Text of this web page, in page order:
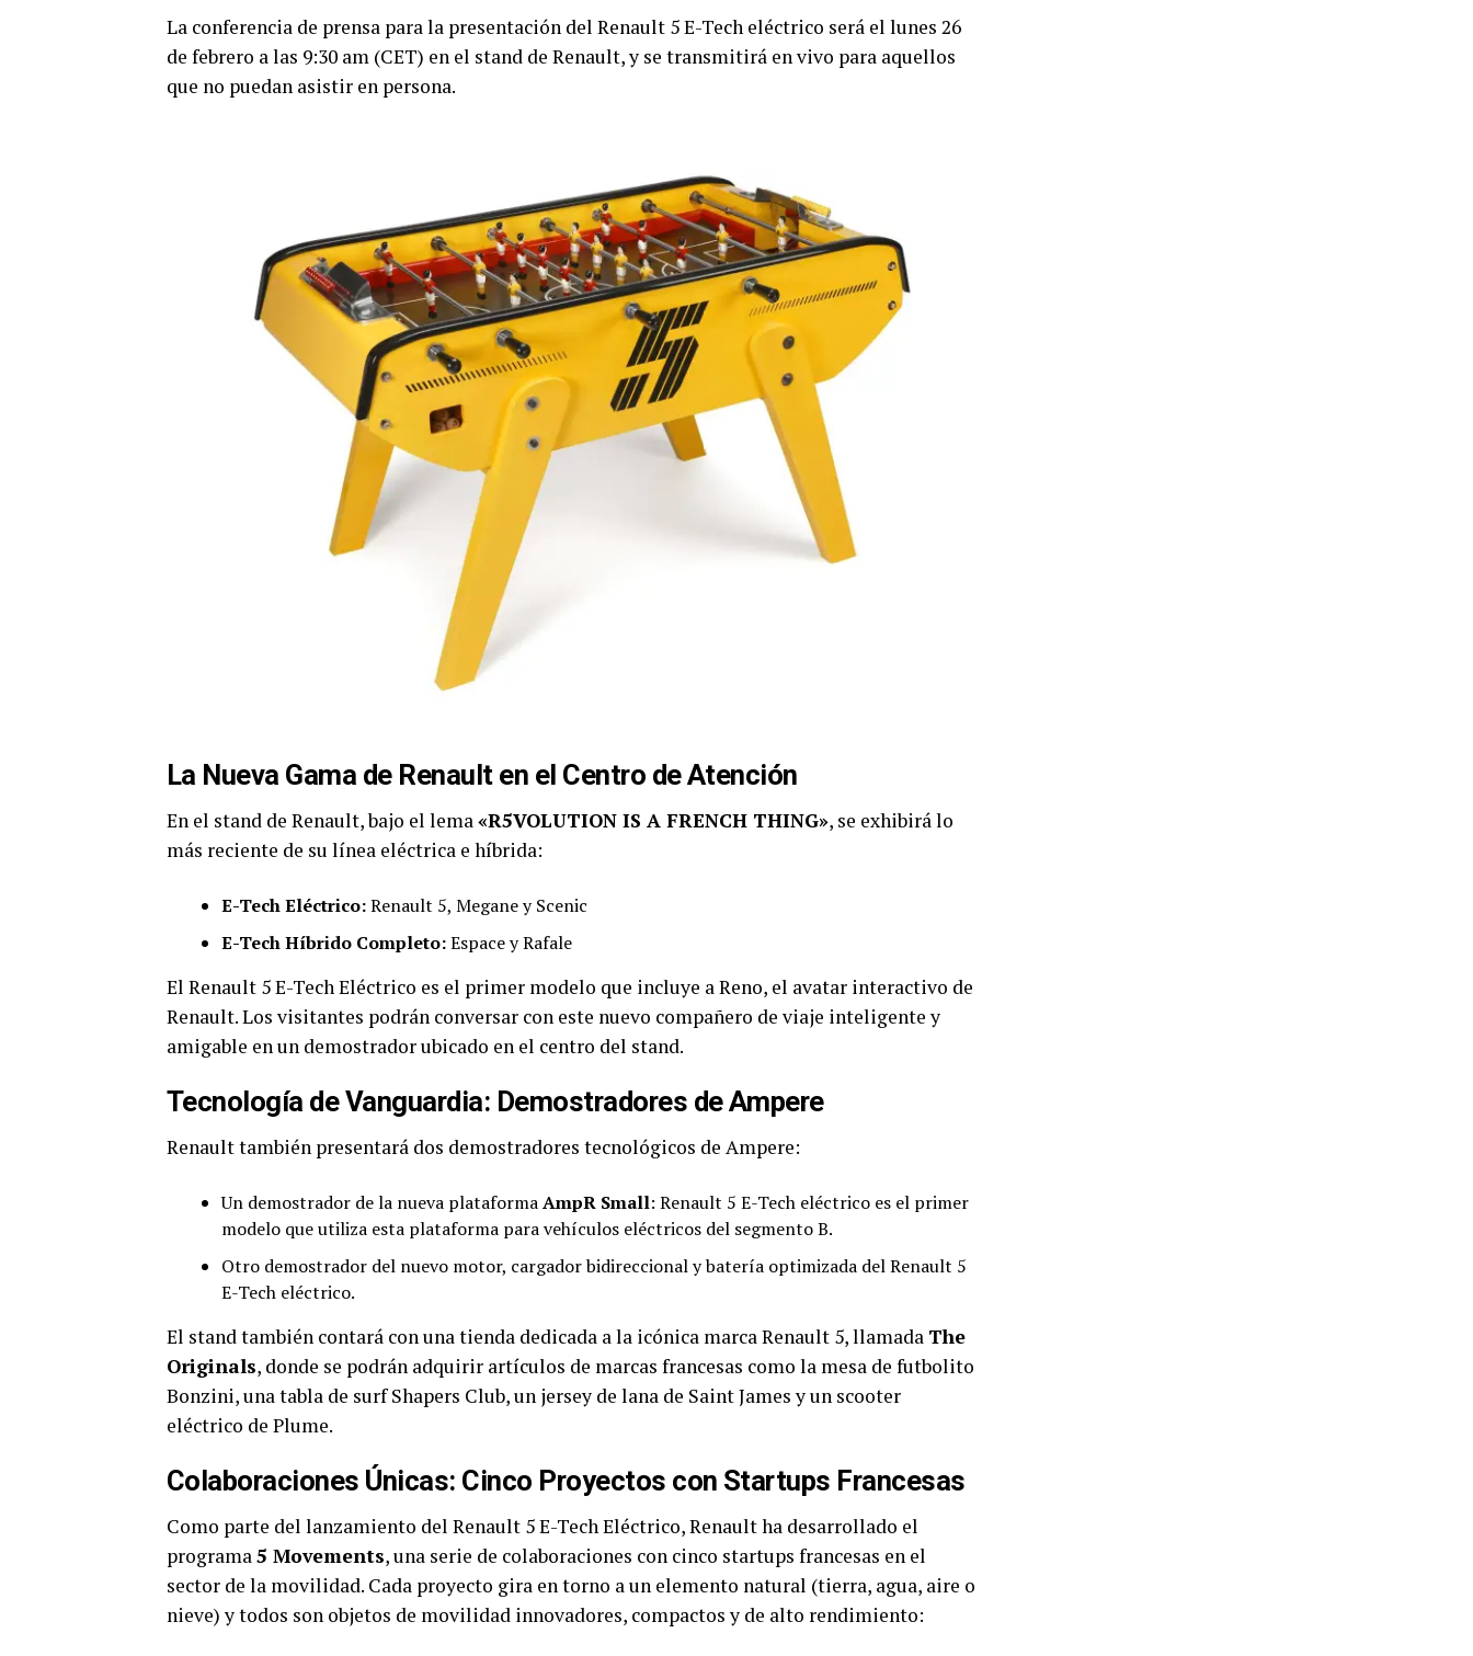
La conferencia de prensa para la presentación del Renault 5 E-Tech eléctrico será el lunes 26
de febrero a las 9:30 am (CET) en el stand de Renault, y se transmitirá en vivo para aquellos
que no puedan asistir en persona.
La Nueva Gama de Renault en el Centro de Atención
En el stand de Renault, bajo el lema «R5VOLUTION IS A FRENCH THING», se exhibirá lo
más reciente de su línea eléctrica e híbrida:
E-Tech Eléctrico:Renault 5, Megane y Scenic
E-Tech Híbrido Completo:Espace y Rafale
El Renault 5 E-Tech Eléctrico es el primer modelo que incluye a Reno, el avatar interactivo de
Renault. Los visitantes podrán conversar con este nuevo compañero de viaje inteligente y
amigable en un demostrador ubicado en el centro del stand.
Tecnología de Vanguardia: Demostradores de Ampere
Renault también presentará dos demostradores tecnológicos de Ampere:
Un demostrador de la nueva plataformaAmpR Small: Renault 5 E-Tech eléctrico es el primer
modelo que utiliza esta plataforma para vehículos eléctricos del segmento B.
Otro demostrador del nuevo motor, cargador bidireccional y batería optimizada del Renault 5
E-Tech eléctrico.
El stand también contará con una tienda dedicada a la icónica marca Renault 5, llamada The
Originals, donde se podrán adquirir artículos de marcas francesas como la mesa de futbolito
Bonzini, una tabla de surf Shapers Club, un jersey de lana de Saint James y un scooter
eléctrico de Plume.
Colaboraciones Únicas: Cinco Proyectos con Startups Francesas
Como parte del lanzamiento del Renault 5 E-Tech Eléctrico, Renault ha desarrollado el
programa 5 Movements, una serie de colaboraciones con cinco startups francesas en el
sector de la movilidad. Cada proyecto gira en torno a un elemento natural (tierra, agua, aire o
nieve) y todos son objetos de movilidad innovadores, compactos y de alto rendimiento: